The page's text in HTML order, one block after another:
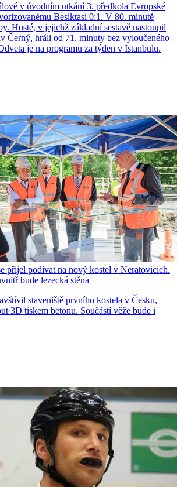
v úvodním utkání 3. předkola Evropské
Besiktasi 0:1. V 80. minutě
Hosté, v jejichž základní sestavě nastoupil
Černý, hráli od 71. minuty bez vyloučeného
je na programu za týden v Istanbulu.
přijel podívat na nový kostel v Neratovicích.
bude lezecká stěna
staveniště prvního kostela v Česku,
3D tiskem betonu. Součástí věže bude i